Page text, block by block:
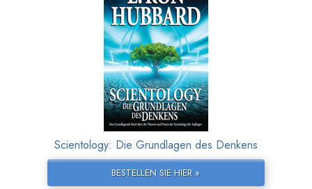
Scientology: Die Grundlagen des Denkens
BESTELLEN SIE HIER »